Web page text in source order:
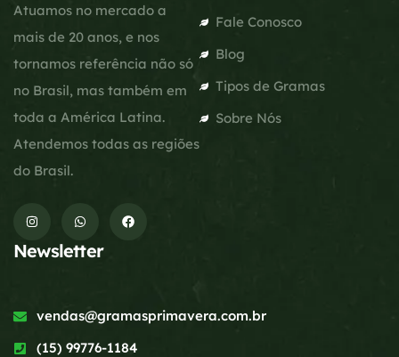
Atuamos no mercado a
mais de 20 anos, e nos
tornamos referência não só
no Brasil, mas também em
toda a América Latina.
Atendemos todas as regiões
do Brasil.
Fale Conosco
Blog
Tipos de Gramas
Sobre Nós
Newsletter
vendas@gramasprimavera.com.br
(15) 99776-1184